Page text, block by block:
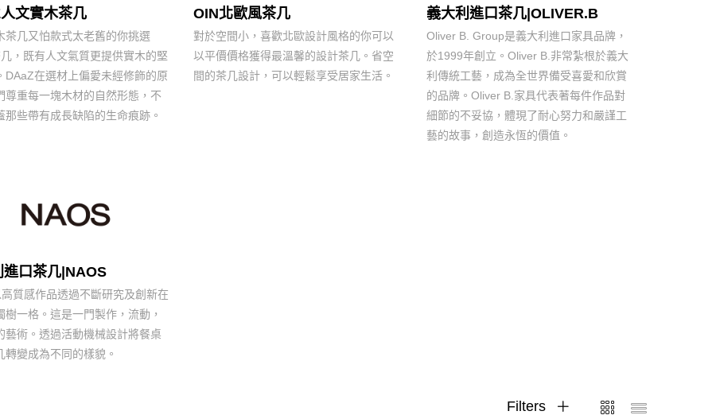
文實木茶几
茶几又怕款式太老舊的你挑選
，既有人文氣質更提供實木的堅
DAaZ在選材上偏愛未經修飾的原
尊重每一塊木材的自然形態，不
那些帶有成長缺陷的生命痕跡。
OIN北歐風茶几
對於空間小，喜歡北歐設計風格的你可以
以平價價格獲得最溫馨的設計茶几。省空
間的茶几設計，可以輕鬆享受居家生活。
義大利進口茶几|OLIVER.B
Oliver B. Group是義大利進口家具品牌，
於1999年創立。Oliver B.非常紮根於義大
利傳統工藝，成為全世界備受喜愛和欣賞
的品牌。Oliver B.家具代表著每件作品對
細節的不妥協，體現了耐心努力和嚴謹工
藝的故事，創造永恆的價值。
進口茶几|NAOS
質感作品透過不斷研究及創新在
樹一格。這是一門製作，流動，
藝術。透過活動機械設計將餐桌
轉變成為不同的樣貌。
Filters